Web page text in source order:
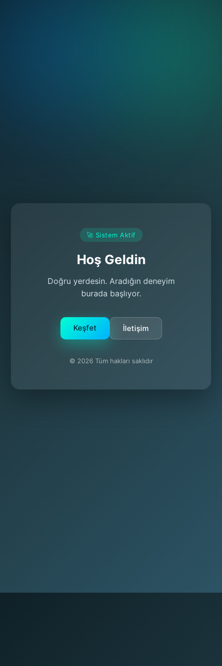
🚀 Sistem Aktif
Hoş Geldin
Doğru yerdesin. Aradığın deneyim
burada başlıyor.
Keşfet İletişim
© 2026 Tüm hakları saklıdır